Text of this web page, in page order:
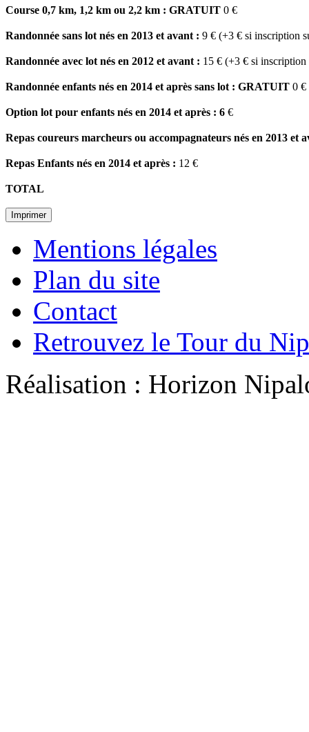
Course 0,7 km, 1,2 km ou 2,2 km : GRATUIT
Randonnée sans lot nés en 2013 et avant : 9 € (+3 € si
Randonnée avec lot nés en 2012 et avant : 15 € (+3 € si
Randonnée enfants nés en 2014 et après sans lot : GRATUIT
Option lot pour enfants nés en 2014 et après : 6
Repas coureurs marcheurs ou accompagnateurs nés en 2013 et
Repas Enfants nés en 2014 et après :
Imprimer
Mentions légales
Plan du site
Contact
Retrouvez le Tour du
Réalisation : Horizon